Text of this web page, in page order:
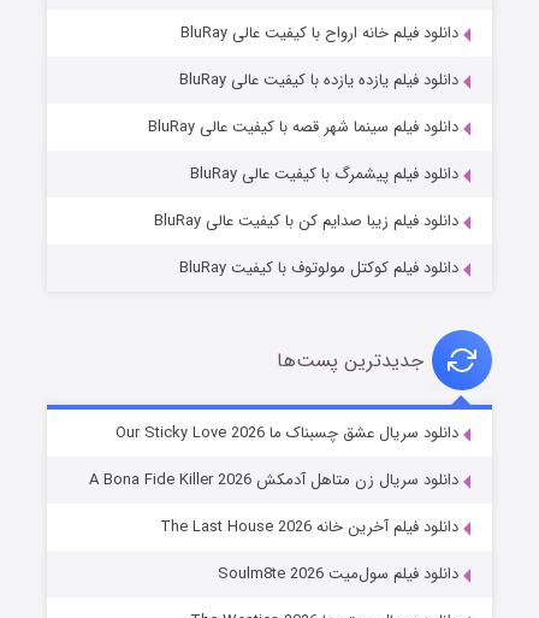
شوهر
دانلود فیلم خانه ارواح با کیفیت عالی BluRay
دانلود فیلم یازده یازده با کیفیت عالی BluRay
دانلود فیلم سینما شهر قصه با کیفیت عالی BluRay
دانلود فیلم پیشمرگ با کیفیت عالی BluRay
دانلود فیلم زیبا صدایم کن با کیفیت عالی BluRay
دانلود فیلم کوکتل مولوتوف با کیفیت BluRay
جدیدترین پست‌ها
دانلود سریال عشق چسبناک ما Our Sticky Love 2026
دانلود سریال زن متاهل آدمکش A Bona Fide Killer 2026
دانلود فیلم آخرین خانه The Last House 2026
دانلود فیلم سول‌میت Soulm8te 2026